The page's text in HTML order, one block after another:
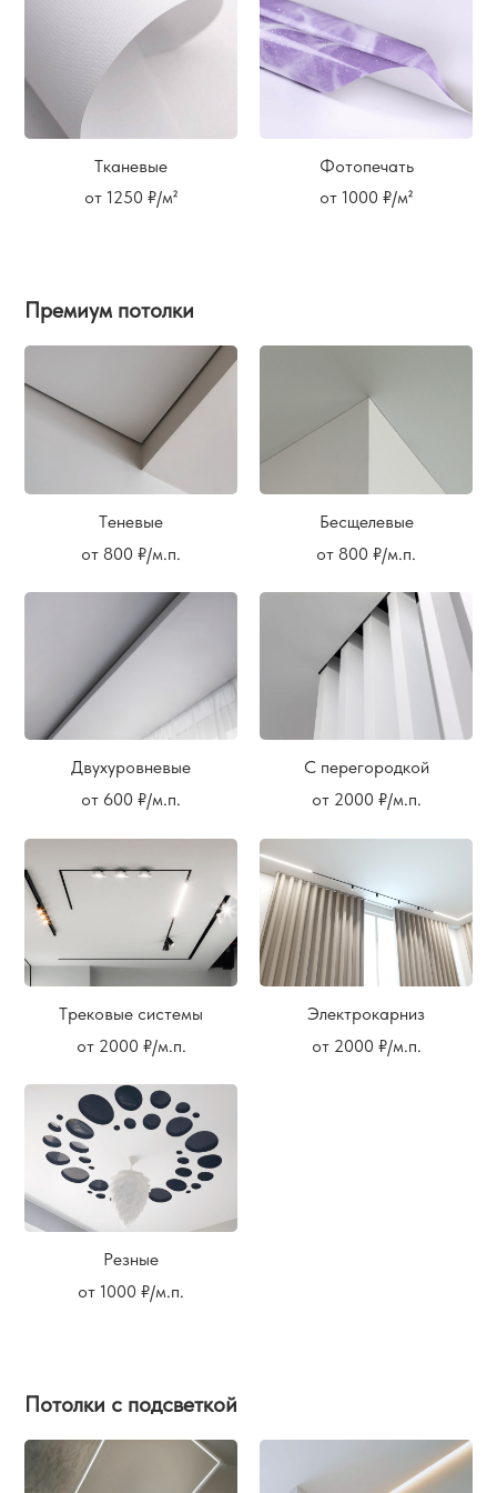
Тканевые
от 1250 ₽/м²
Фотопечать
от 1000 ₽/м²
Премиум потолки
Теневые
от 800 ₽/м.п.
Бесщелевые
от 800 ₽/м.п.
Двухуровневые
от 600 ₽/м.п.
С перегородкой
от 2000 ₽/м.п.
Трековые системы
от 2000 ₽/м.п.
Электрокарниз
от 2000 ₽/м.п.
Резные
от 1000 ₽/м.п.
Потолки с подсветкой